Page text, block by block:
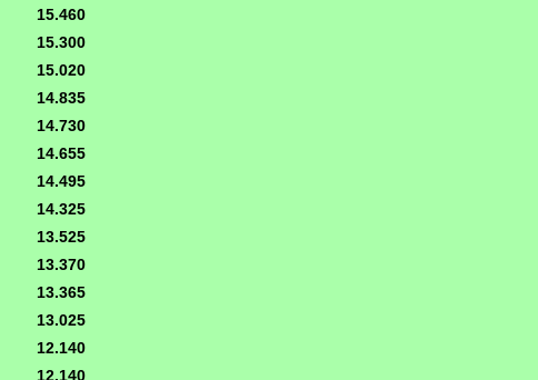
15.460
15.300
15.020
14.835
14.730
14.655
14.495
14.325
13.525
13.370
13.365
13.025
12.140
12.140